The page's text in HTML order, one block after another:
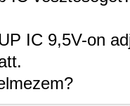
IC 9,5V-on